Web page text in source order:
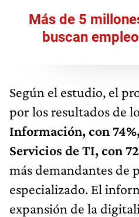
Más de 5
buscan
Según el estudio, el
por los resultados de
Información, con
Servicios de TI, con
más demandantes de
especializado. El
expansión de la